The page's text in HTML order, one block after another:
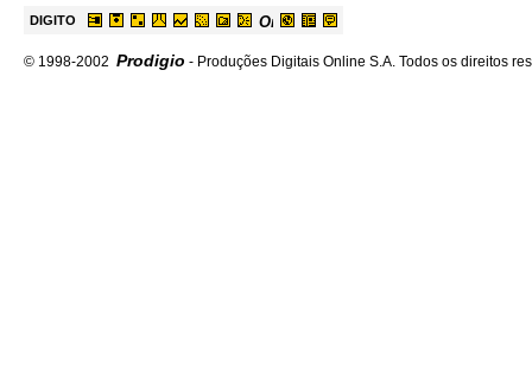
DIGITO
© 1998-2002 Prodigio - Produções Digitais Online S.A. Todos os direitos